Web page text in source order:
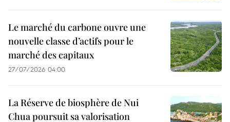
Le marché du carbone ouvre une
nouvelle classe d’actifs pour le
marché des capitaux
27/07/2026 04:00
La Réserve de biosphère de Nui
Chua poursuit sa valorisation